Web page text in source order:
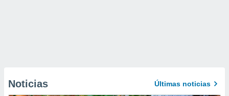
Noticias Últimas noticias